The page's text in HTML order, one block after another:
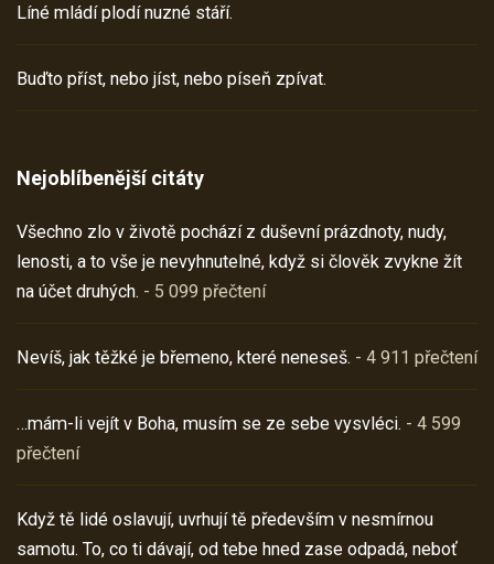
Líné mládí plodí nuzné stáří.
Buďto příst, nebo jíst, nebo píseň zpívat.
Nejoblíbenější citáty
Všechno zlo v životě pochází z duševní prázdnoty, nudy,
lenosti, a to vše je nevyhnutelné, když si člověk zvykne žít
na účet druhých. - 5 099 přečtení
Nevíš, jak těžké je břemeno, které neneseš. - 4 911 přečtení
…mám-li vejít v Boha, musím se ze sebe vysvléci. - 4 599
přečtení
Když tě lidé oslavují, uvrhují tě především v nesmírnou
samotu. To, co ti dávají, od tebe hned zase odpadá, neboť